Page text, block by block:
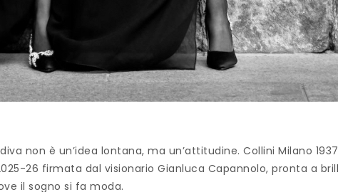
non è un’idea lontana, ma un’attitudine. Collini Milano
26 firmata dal visionario Gianluca Capannolo, pronta a
il sogno si fa moda.